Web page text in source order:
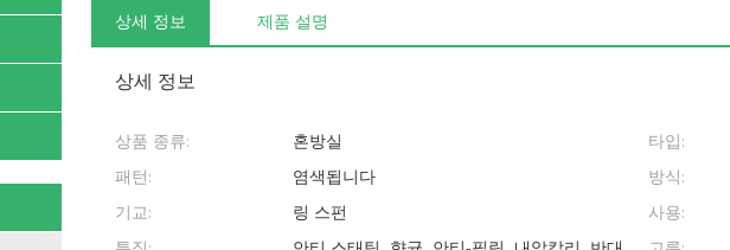
상세 정보 제품 설명
상세 정보
상품 종류: 혼방실 타입:
패턴: 염색됩니다 방식:
기교: 링 스펀 사용: